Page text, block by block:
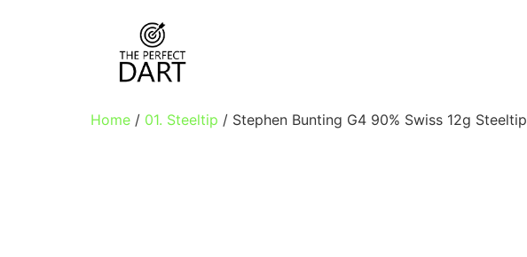
Home / 01. Steeltip / Stephen Bunting G4 90% Swiss 12g Steeltip